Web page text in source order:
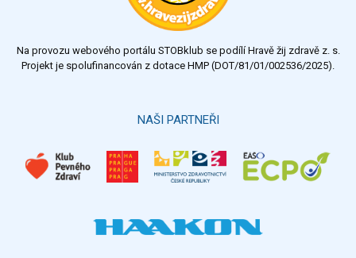
Výsledky Všechny ankety
Na provozu webového portálu STOBklub se podílí Hravě žij zdravě z. s.
Projekt je spolufinancován z dotace HMP (DOT/81/01/002536/2025).
NAŠI PARTNEŘI